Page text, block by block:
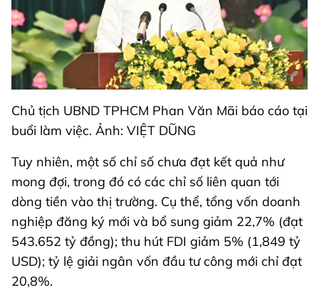
Chủ tịch UBND TPHCM Phan Văn Mãi báo cáo tại
buổi làm việc. Ảnh: VIỆT DŨNG
Tuy nhiên, một số chỉ số chưa đạt kết quả như
mong đợi, trong đó có các chỉ số liên quan tới
dòng tiền vào thị trường. Cụ thể, tổng vốn doanh
nghiệp đăng ký mới và bổ sung giảm 22,7% (đạt
543.652 tỷ đồng); thu hút FDI giảm 5% (1,849 tỷ
USD); tỷ lệ giải ngân vốn đầu tư công mới chỉ đạt
20,8%.